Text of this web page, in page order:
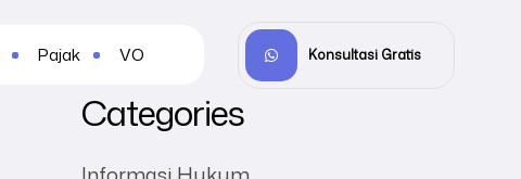
Pajak VO Konsultasi Gratis
Categories